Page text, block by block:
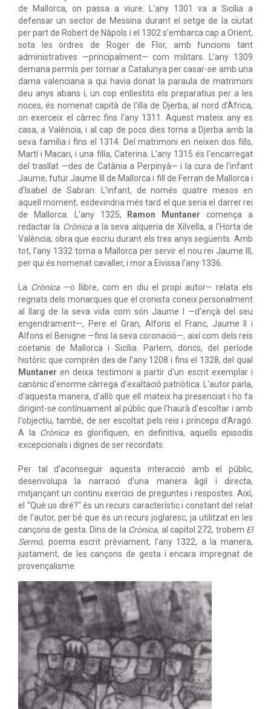
de Mallorca, on passa a viure. L'any 1301 va a Sicília a
defensar un sector de Messina durant el setge de la ciutat
per part de Robert de Nàpols i el 1302 s'embarca cap a Orient,
sota les ordres de Roger de Flor, amb funcions tant
administratives —principalment— com militars. L'any 1309
demana permís per tornar a Catalunya per casar-se amb una
dama valenciana a qui havia donat la paraula de matrimoni
deu anys abans i, un cop enllestits els preparatius per a les
noces, és nomenat capità de l'illa de Djerba, al nord d'Àfrica,
on exerceix el càrrec fins l'any 1311. Aquest mateix any es
casa, a València, i al cap de pocs dies torna a Djerba amb la
seva família i fins el 1314. Del matrimoni en neixen dos fills,
Martí i Macari, i una filla, Caterina. L'any 1315 és l'encarregat
del trasllat —des de Catània a Perpinyà— i la cura de l'infant
Jaume, futur Jaume III de Mallorca i fill de Ferran de Mallorca i
d'Isabel de Sabran. L'infant, de només quatre mesos en
aquell moment, esdevindria més tard el que seria el darrer rei
de Mallorca. L'any 1325,
Ramon Muntaner comença a
redactar la Crònicaa la seva alqueria de Xilvella, a l'Horta de
València; obra que escriu durant els tres anys següents. Amb
tot, l'any 1332 torna a Mallorca per servir el nou rei Jaume III,
per qui és nomenat cavaller, i mor a Eivissa l'any 1336.
La Crònica —o llibre, com en diu el propi autor— relata els
regnats dels monarques que el cronista coneix personalment
al llarg de la seva vida com són Jaume I —d'ençà del seu
engendrament—, Pere el Gran, Alfons el Franc, Jaume II i
Alfons el Benigne —fins la seva coronació—, així com dels reis
coetanis de Mallorca i Sicília. Parlem, doncs, del període
històric que comprèn des de l'any 1208 i fins el 1328, del qual
Muntaner en deixa testimoni a partir d'un escrit exemplar i
canònic d'enorme càrrega d'exaltació patriòtica. L'autor parla,
d'aquesta manera, d'allò que ell mateix ha presenciat i ho fa
dirigint-se contínuament al públic que l'haurà d'escoltar i amb
l'objectiu, també, de ser escoltat pels reis i prínceps d'Aragó.
A la Crònica es glorifiquen, en definitiva, aquells episodis
excepcionals i dignes de ser recordats.
Per tal d'aconseguir aquesta interacció amb el públic,
desenvolupa la narració d'una manera àgil i directa,
mitjançant un continu exercici de preguntes i respostes. Així,
el "Què us diré?" és un recurs característic i constant del relat
de l'autor, per bé que és un recurs joglaresc, ja utilitzat en les
cançons de gesta. Dins de la Crònica, al capítol 272, trobem El
Sermó, poema escrit prèviament, l'any 1322, a la manera,
justament, de les cançons de gesta i encara impregnat de
provençalisme.